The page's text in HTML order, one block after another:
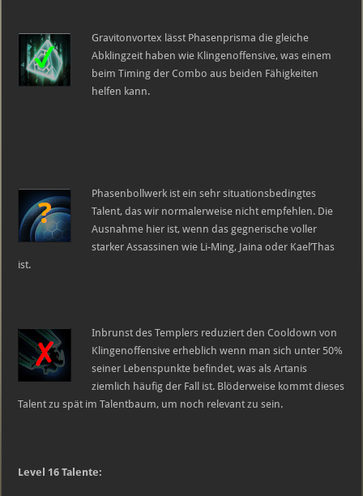
Gravitonvortex lässt Phasenprisma die gleiche
Abklingzeit haben wie Klingenoffensive, was einem
beim Timing der Combo aus beiden Fähigkeiten
helfen kann.
Phasenbollwerk ist ein sehr situationsbedingtes
Talent, das wir normalerweise nicht empfehlen. Die
Ausnahme hier ist, wenn das gegnerische voller
starker Assassinen wie Li-Ming, Jaina oder Kael’Thas
ist.
Inbrunst des Templers reduziert den Cooldown von
Klingenoffensive erheblich wenn man sich unter 50%
seiner Lebenspunkte befindet, was als Artanis
ziemlich häufig der Fall ist. Blöderweise kommt dieses
Talent zu spät im Talentbaum, um noch relevant zu sein.
Level 16 Talente: